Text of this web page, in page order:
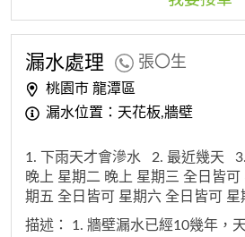
漏水處理 張〇生
桃園市 龍潭區
漏水位置：天花板,牆壁
1. 下雨天才會滲水 2. 最近幾天
晚上 星期二 晚上 星期三 全日皆可
期五 全日皆可 星期六 全日皆可
有
描述： 1. 牆壁漏水已經10幾年，